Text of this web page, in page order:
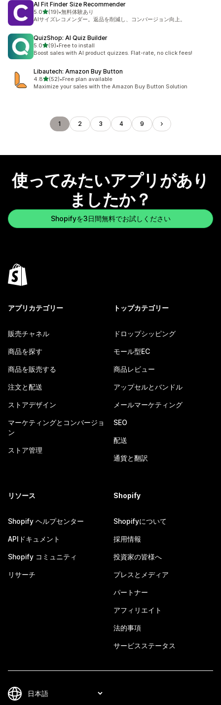
AI Fit Finder Size Recommender
5.05つ星中
(19)
合計レビュー数：19件
•無料体験あり
AIサイズレコメンダー。返品を削減し、コンバージョン向上。
QuizShop: AI Quiz Builder
5.05つ星中
(9)
合計レビュー数：9件
•Free to install
Boost sales with AI product quizzes. Flat-rate, no click fees!
Libautech: Amazon Buy Button
4.85つ星中
(52)
合計レビュー数：52件
•Free plan available
Maximize your sales with the Amazon Buy Button Solution
1 2 3 4 9
使ってみたいアプリがあり
ましたか？
Shopifyを3日間無料でお試しください
アプリカテゴリー
販売チャネル
商品を探す
商品を販売する
注文と配送
ストアデザイン
マーケティングとコンバージョ
ン
ストア管理
トップカテゴリー
ドロップシッピング
モール型EC
商品レビュー
アップセルとバンドル
メールマーケティング
SEO
配送
通貨と翻訳
リソース
Shopify ヘルプセンター
APIドキュメント
Shopify コミュニティ
リサーチ
Shopify
Shopifyについて
採用情報
投資家の皆様へ
プレスとメディア
パートナー
アフィリエイト
法的事項
サービスステータス